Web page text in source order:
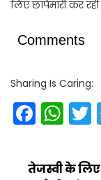
लिए छापेमारी कर रही
Comments
Sharing Is Caring:
तेजस्वी के लिए